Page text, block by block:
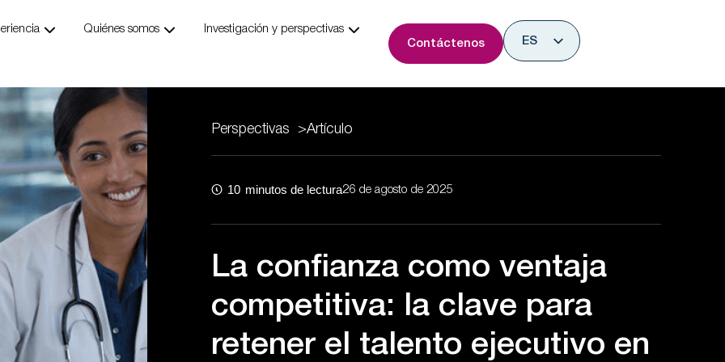
Abrir Our Expertise
Quiénes somos Abrir Who We Are
Investigación y perspectivas Abrir Research & Insights
Contáctenos
ES
Perspectivas >Artículo
10 minutos de lectura26 de agosto de 2025
La confianza como ventaja
competitiva: la clave para
retener el talento ejecutivo en